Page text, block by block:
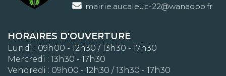
mairie.aucaleuc-22@wanadoo.fr
HORAIRES D'OUVERTURE
Lundi : 09h00 - 12h30 / 13h30 - 17h30
Mercredi : 13h30 - 17h30
Vendredi : 09h00 - 12h30 / 13h30 - 17h30